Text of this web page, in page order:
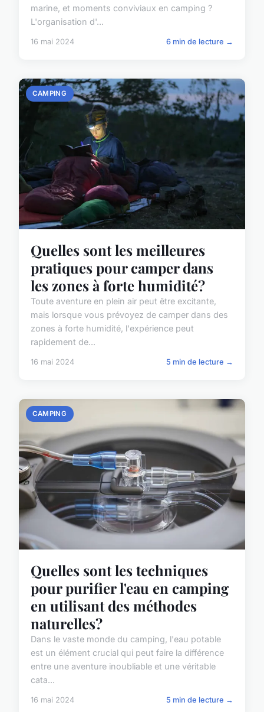
marine, et moments conviviaux en camping ?
L'organisation d'...
16 mai 2024 6 min de lecture →
CAMPING
Quelles sont les meilleures
pratiques pour camper dans
les zones à forte humidité?
Toute aventure en plein air peut être excitante,
mais lorsque vous prévoyez de camper dans des
zones à forte humidité, l'expérience peut
rapidement de...
16 mai 2024 5 min de lecture →
CAMPING
Quelles sont les techniques
pour purifier l'eau en camping
en utilisant des méthodes
naturelles?
Dans le vaste monde du camping, l'eau potable
est un élément crucial qui peut faire la différence
entre une aventure inoubliable et une véritable
cata...
16 mai 2024 5 min de lecture →